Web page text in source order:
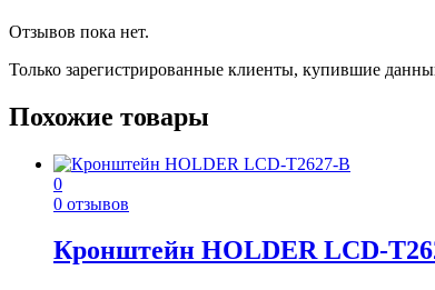
Отзывов пока нет.
Только зарегистрированные клиенты, купившие
Похожие товары
0
0 отзывов
Кронштейн HOLDER LCD-